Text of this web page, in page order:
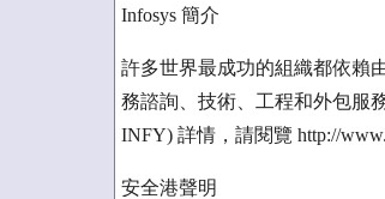
Infosys 簡介
許多世界最成功的組織都依賴
務諮詢、技術、工程和外包服
INFY) 詳情，請閱覽 http://
安全港聲明